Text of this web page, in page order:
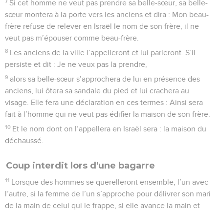
tu m’as prescrits ; je n’ai transgressé ni oublié aucun de tes
commandements.
14 Je n’ai rien mangé de ces choses pendant mon deuil, je
n’en ai rien ôté pour un usage impur et je n’en ai rien donné
à l’occasion d’un décès ; j’ai obéi à la voix de l’Éternel, mon
Dieu, j’ai agi selon tous les commandements que tu m’as
prescrits.
15 Penche-toi de ta demeure sainte, des cieux, et bénis ton
peuple d’Israël et le sol que tu nous as donné, comme tu
l’avais juré à nos pères, ce pays découlant de lait et de miel.
Israël, peuple du Seigneur
en pratique ces prescriptions et ces ordonnances ; tu les
observeras et tu les mettras en pratique de tout ton cœur et
de toute ton âme.
17 Aujourd’hui, tu as fait promettre à l’Éternel d’être ton Dieu,